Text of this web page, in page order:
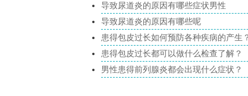
导致尿道炎的原因有哪些症状男性
导致尿道炎的原因有哪些呢
患得包皮过长如何预防各种疾病的产生
患得包皮过长都可以做什么检查了解？
男性患得前列腺炎都会出现什么症状？